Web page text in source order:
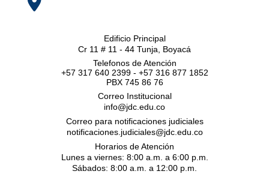
Edificio Principal
Cr 11 # 11 - 44 Tunja, Boyacá
Telefonos de Atención
+57 317 640 2399 - +57 316 877 1852
PBX 745 86 76
Correo Institucional
info@jdc.edu.co
Correo para notificaciones judiciales
notificaciones.judiciales@jdc.edu.co
Horarios de Atención
Lunes a viernes: 8:00 a.m. a 6:00 p.m.
Sábados: 8:00 a.m. a 12:00 p.m.